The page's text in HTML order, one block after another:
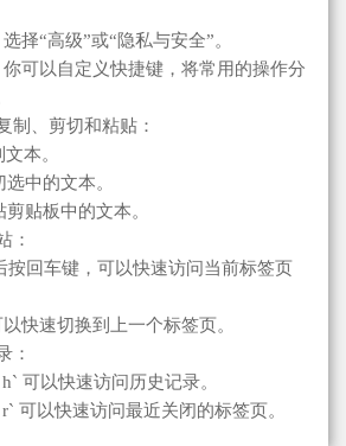
择“高级”或“隐私与安全”。
可以自定义快捷键，将常用的操作分
制、剪切和粘贴：
本。
中的文本。
贴板中的文本。
：
按回车键，可以快速访问当前标签页
快速切换到上一个标签页。
：
可以快速访问历史记录。
可以快速访问最近关闭的标签页。